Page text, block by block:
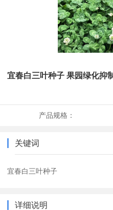
宜春白三叶种子 果园绿化抑
产品规格：
关键词
宜春白三叶种子
详细说明